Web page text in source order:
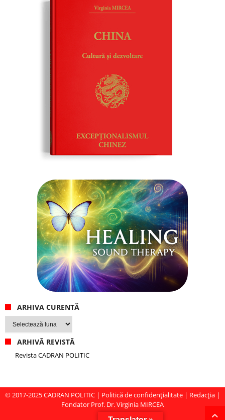
ARHIVA CURENTĂ
Arhiva
ARHIVĂ REVISTĂ
Revista CADRAN POLITIC
© 2017-2025CADRAN POLITIC | Politică de confidențialitate | Redacția |
Fondator Prof. Dr. Virginia MIRCEA